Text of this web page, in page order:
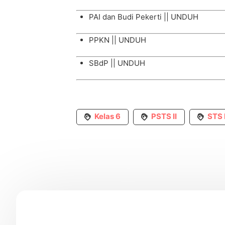
PAI dan Budi Pekerti || UNDUH
PPKN || UNDUH
SBdP || UNDUH
Kelas 6 PSTS II STS